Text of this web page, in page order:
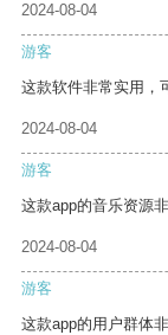
2024-08-04
游客
这款软件非常实用，
2024-08-04
游客
这款app的音乐资源
2024-08-04
游客
这款app的用户群体